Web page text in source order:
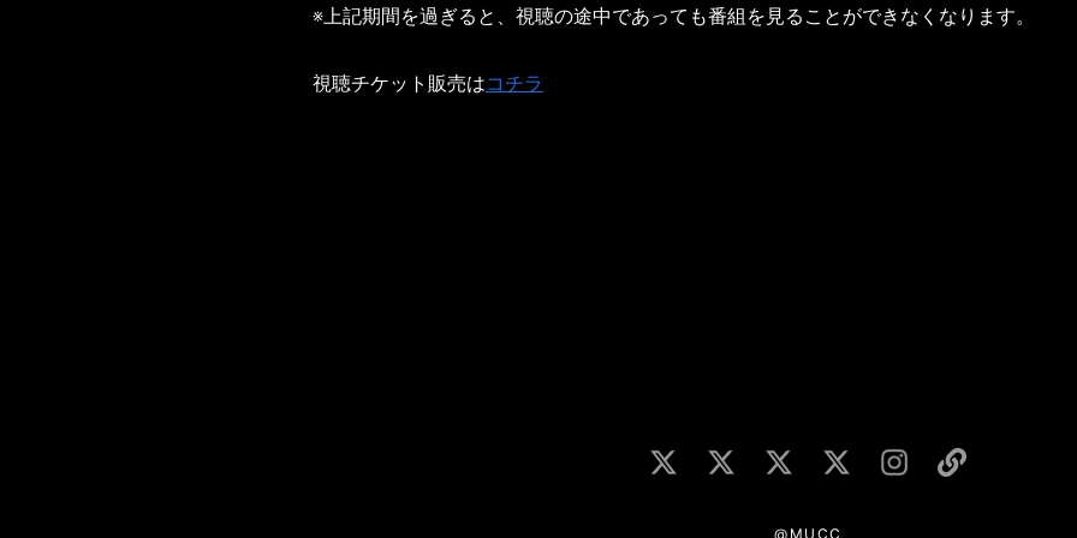
※上記期間を過ぎると、視聴の途中であっても番組を見ることができなくなります。
視聴チケット販売はコチラ
@MUCC